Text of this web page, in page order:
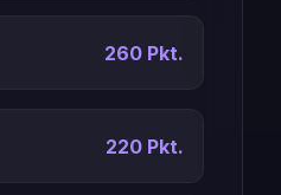
260 Pkt.
220 Pkt.